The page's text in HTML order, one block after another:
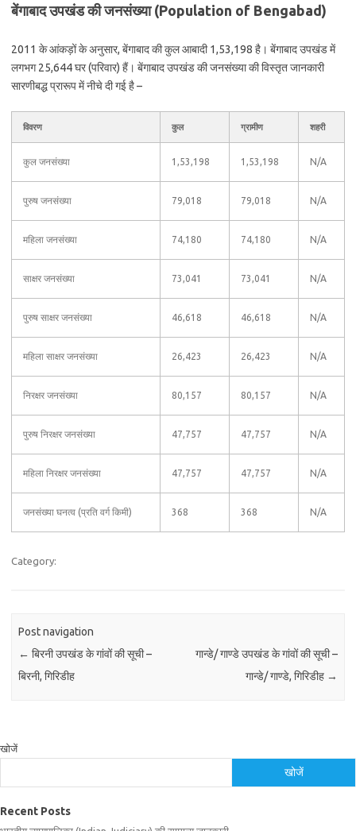
बेंगाबाद उपखंड की जनसंख्या (Population of Bengabad)
2011 के आंकड़ों के अनुसार, बेंगाबाद की कुल आबादी 1,53,198 है। बेंगाबाद उपखंड में
लगभग 25,644 घर (परिवार) हैं। बेंगाबाद उपखंड की जनसंख्या की विस्तृत जानकारी
सारणीबद्ध प्रारूप में नीचे दी गई है –
विवरण कुल ग्रामीण शहरी
कुल जनसंख्या 1,53,198 1,53,198 N/A
पुरुष जनसंख्या 79,018 79,018 N/A
महिला जनसंख्या 74,180 74,180 N/A
साक्षर जनसंख्या 73,041 73,041 N/A
पुरुष साक्षर जनसंख्या 46,618 46,618 N/A
महिला साक्षर जनसंख्या 26,423 26,423 N/A
निरक्षर जनसंख्या 80,157 80,157 N/A
पुरुष निरक्षर जनसंख्या 47,757 47,757 N/A
महिला निरक्षर जनसंख्या 47,757 47,757 N/A
जनसंख्या घनत्व (प्रति वर्ग किमी) 368 368 N/A
Category:
Post navigation
← बिरनी उपखंड के गांवों की सूची –
बिरनी, गिरिडीह
गान्डे/ गाण्डे उपखंड के गांवों की सूची –
गान्डे/ गाण्डे, गिरिडीह →
खोजें
खोजें
Recent Posts